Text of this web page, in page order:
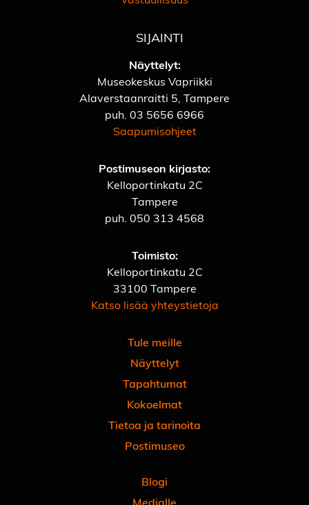
SIJAINTI
Näyttelyt:
Museokeskus Vapriikki
Alaverstaanraitti 5, Tampere
puh. 03 5656 6966
Saapumisohjeet
Postimuseon kirjasto:
Kelloportinkatu 2C
Tampere
puh. 050 313 4568
Toimisto:
Kelloportinkatu 2C
33100 Tampere
Katso lisää yhteystietoja
Tule meille
Näyttelyt
Tapahtumat
Kokoelmat
Tietoa ja tarinoita
Postimuseo
Blogi
Medialle